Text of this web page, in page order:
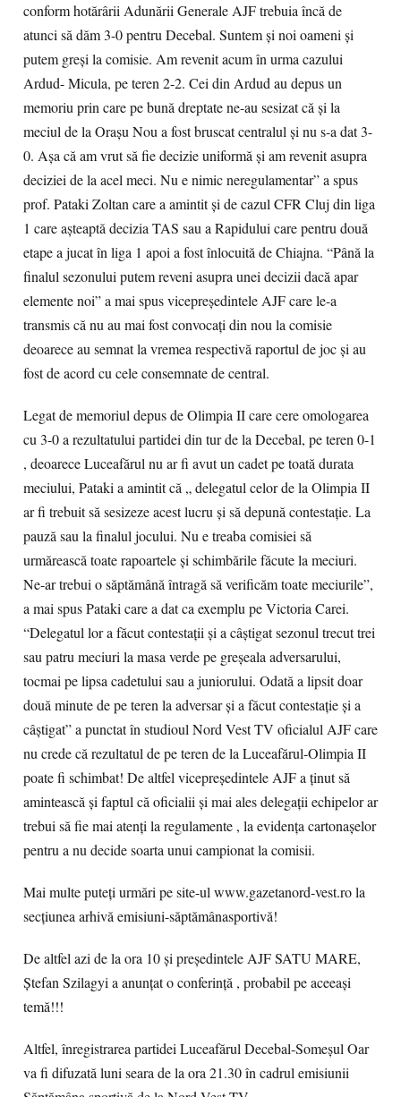
conform hotărârii Adunării Generale AJF trebuia încă de
atunci să dăm 3-0 pentru Decebal. Suntem şi noi oameni şi
putem greşi la comisie. Am revenit acum în urma cazului
Ardud- Micula, pe teren 2-2. Cei din Ardud au depus un
memoriu prin care pe bună dreptate ne-au sesizat că şi la
meciul de la Oraşu Nou a fost bruscat centralul şi nu s-a dat 3-
0. Aşa că am vrut să fie decizie uniformă şi am revenit asupra
deciziei de la acel meci. Nu e nimic neregulamentar” a spus
prof. Pataki Zoltan care a amintit şi de cazul CFR Cluj din liga
1 care aşteaptă decizia TAS sau a Rapidului care pentru două
etape a jucat în liga 1 apoi a fost înlocuită de Chiajna. “Până la
finalul sezonului putem reveni asupra unei decizii dacă apar
elemente noi” a mai spus vicepreşedintele AJF care le-a
transmis că nu au mai fost convocaţi din nou la comisie
deoarece au semnat la vremea respectivă raportul de joc şi au
fost de acord cu cele consemnate de central.
Legat de memoriul depus de Olimpia II care cere omologarea
cu 3-0 a rezultatului partidei din tur de la Decebal, pe teren 0-1
, deoarece Luceafărul nu ar fi avut un cadet pe toată durata
meciului, Pataki a amintit că „ delegatul celor de la Olimpia II
ar fi trebuit să sesizeze acest lucru şi să depună contestaţie. La
pauză sau la finalul jocului. Nu e treaba comisiei să
urmărească toate rapoartele şi schimbările făcute la meciuri.
Ne-ar trebui o săptămână întragă să verificăm toate meciurile”,
a mai spus Pataki care a dat ca exemplu pe Victoria Carei.
“Delegatul lor a făcut contestaţii şi a câştigat sezonul trecut trei
sau patru meciuri la masa verde pe greşeala adversarului,
tocmai pe lipsa cadetului sau a juniorului. Odată a lipsit doar
două minute de pe teren la adversar şi a făcut contestaţie şi a
câştigat” a punctat în studioul Nord Vest TV oficialul AJF care
nu crede că rezultatul de pe teren de la Luceafărul-Olimpia II
poate fi schimbat! De altfel vicepreşedintele AJF a ţinut să
amintească şi faptul că oficialii şi mai ales delegaţii echipelor ar
trebui să fie mai atenţi la regulamente , la evidenţa cartonaşelor
pentru a nu decide soarta unui campionat la comisii.
Mai multe puteţi urmări pe site-ul www.gazetanord-vest.ro la
secţiunea arhivă emisiuni-săptămânasportivă!
De altfel azi de la ora 10 şi preşedintele AJF SATU MARE,
Ştefan Szilagyi a anunţat o conferinţă , probabil pe aceeaşi
temă!!!
Altfel, înregistrarea partidei Luceafărul Decebal-Someşul Oar
va fi difuzată luni seara de la ora 21.30 în cadrul emisiunii